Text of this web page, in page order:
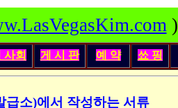
)
사회 게 시 판 예 약 쑈 핑
급소)에서 작성하는 서류